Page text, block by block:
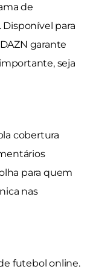
de
para
garante
seja
cobertura
para quem
nas
futebol online.